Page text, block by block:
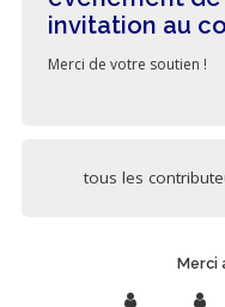
invitation au
Merci de votre soutien !
tous les
Merci